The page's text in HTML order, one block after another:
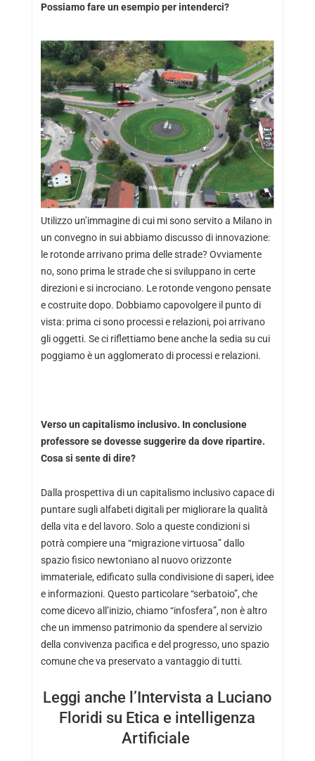
Possiamo fare un esempio per intenderci?
Utilizzo un’immagine di cui mi sono servito a Milano in
un convegno in sui abbiamo discusso di innovazione:
le rotonde arrivano prima delle strade? Ovviamente
no, sono prima le strade che si sviluppano in certe
direzioni e si incrociano. Le rotonde vengono pensate
e costruite dopo. Dobbiamo capovolgere il punto di
vista: prima ci sono processi e relazioni, poi arrivano
gli oggetti. Se ci riflettiamo bene anche la sedia su cui
poggiamo è un agglomerato di processi e relazioni.
Verso un capitalismo inclusivo. In conclusione
professore se dovesse suggerire da dove ripartire.
Cosa si sente di dire?
Dalla prospettiva di un capitalismo inclusivo capace di
puntare sugli alfabeti digitali per migliorare la qualità
della vita e del lavoro. Solo a queste condizioni si
potrà compiere una “migrazione virtuosa” dallo
spazio fisico newtoniano al nuovo orizzonte
immateriale, edificato sulla condivisione di saperi, idee
e informazioni. Questo particolare “serbatoio”, che
come dicevo all’inizio, chiamo “infosfera”, non è altro
che un immenso patrimonio da spendere al servizio
della convivenza pacifica e del progresso, uno spazio
comune che va preservato a vantaggio di tutti.
Leggi anche l’Intervista a Luciano
Floridi su Etica e intelligenza
Artificiale